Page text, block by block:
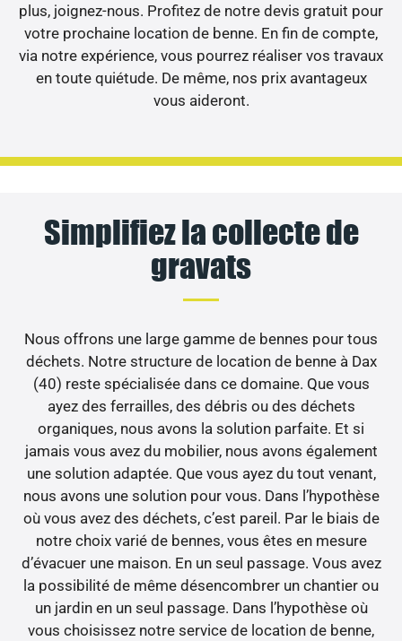
plus, joignez-nous. Profitez de notre devis gratuit pour
votre prochaine location de benne. En fin de compte,
via notre expérience, vous pourrez réaliser vos travaux
en toute quiétude. De même, nos prix avantageux
vous aideront.
Simplifiez la collecte de
gravats
Nous offrons une large gamme de bennes pour tous
déchets. Notre structure de location de benne à Dax
(40) reste spécialisée dans ce domaine. Que vous
ayez des ferrailles, des débris ou des déchets
organiques, nous avons la solution parfaite. Et si
jamais vous avez du mobilier, nous avons également
une solution adaptée. Que vous ayez du tout venant,
nous avons une solution pour vous. Dans l’hypothèse
où vous avez des déchets, c’est pareil. Par le biais de
notre choix varié de bennes, vous êtes en mesure
d’évacuer une maison. En un seul passage. Vous avez
la possibilité de même désencombrer un chantier ou
un jardin en un seul passage. Dans l’hypothèse où
vous choisissez notre service de location de benne,